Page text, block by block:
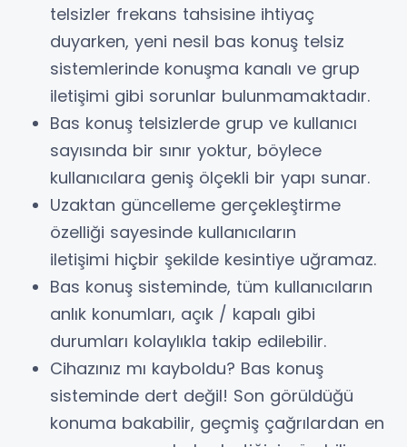
telsizler frekans tahsisine ihtiyaç
duyarken, yeni nesil bas konuş telsiz
sistemlerinde konuşma kanalı ve grup
iletişimi gibi sorunlar bulunmamaktadır.
Bas konuş telsizlerde grup ve kullanıcı
sayısında bir sınır yoktur, böylece
kullanıcılara geniş ölçekli bir yapı sunar.
Uzaktan güncelleme gerçekleştirme
özelliği sayesinde kullanıcıların
iletişimi hiçbir şekilde kesintiye uğramaz.
Bas konuş sisteminde, tüm kullanıcıların
anlık konumları, açık / kapalı gibi
durumları kolaylıkla takip edilebilir.
Cihazınız mı kayboldu? Bas konuş
sisteminde dert değil! Son görüldüğü
konuma bakabilir, geçmiş çağrılardan en